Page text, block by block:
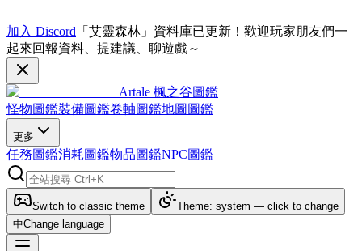
加入 Discord 「艾靈森林」資料庫已更新！歡迎玩家朋友們一
起來回報資料、提建議、聊遊戲～
Artale 楓之谷圖鑑
怪物圖鑑裝備圖鑑卷軸圖鑑地圖圖鑑
更多
任務圖鑑消耗圖鑑物品圖鑑NPC圖鑑
Switch to classic theme
Theme: system — click to change
中Change language